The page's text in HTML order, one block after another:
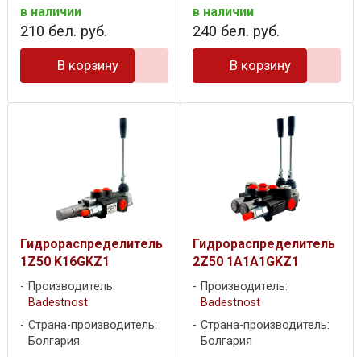
в наличии
210 бел. руб.
В корзину
в наличии
240 бел. руб.
В корзину
Гидрораспределитель
1Z50 K16GKZ1
Производитель:
Badestnost
Страна-производитель:
Болгария
Гидрораспределитель
2Z50 1A1A1GKZ1
Производитель:
Badestnost
Страна-производитель:
Болгария